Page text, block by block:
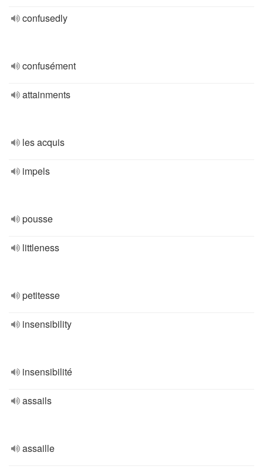
confusedly
confusément
attainments
les acquis
impels
pousse
littleness
petitesse
insensibility
insensibilité
assails
assaille